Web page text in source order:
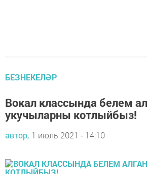
БЕЗНЕКЕЛӘР
Вокал классында белем
укучыларны котлыйбыз!
автор, 1 июль 2021 - 14:10